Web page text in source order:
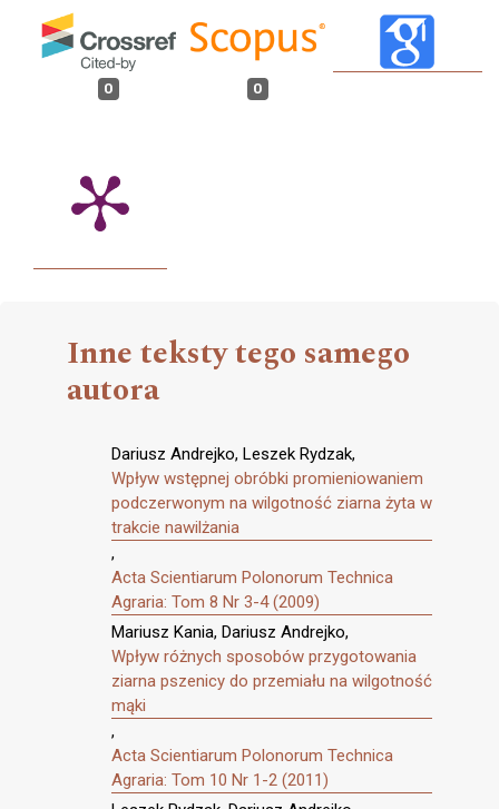
0 0
Inne teksty tego samego
autora
Dariusz Andrejko, Leszek Rydzak,
Wpływ wstępnej obróbki promieniowaniem
podczerwonym na wilgotność ziarna żyta w
trakcie nawilżania
,
Acta Scientiarum Polonorum Technica
Agraria: Tom 8 Nr 3-4 (2009)
Mariusz Kania, Dariusz Andrejko,
Wpływ różnych sposobów przygotowania
ziarna pszenicy do przemiału na wilgotność
mąki
,
Acta Scientiarum Polonorum Technica
Agraria: Tom 10 Nr 1-2 (2011)